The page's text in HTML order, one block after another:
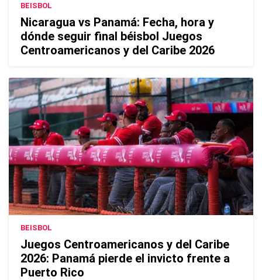
BEISBOL
Nicaragua vs Panamá: Fecha, hora y
dónde seguir final béisbol Juegos
Centroamericanos y del Caribe 2026
BEISBOL
Juegos Centroamericanos y del Caribe
2026: Panamá pierde el invicto frente a
Puerto Rico